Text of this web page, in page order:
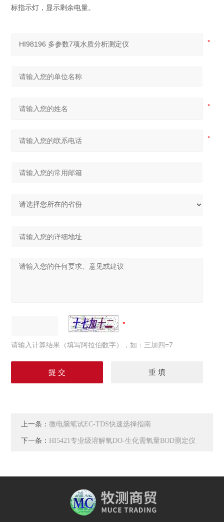
标指示灯，显示剩余电量。
请输入计算结果（填写阿拉伯数字），如：三加四=7
上一条：微电脑笔试EC-TDS快速选择指南
下一条： HI5421专业级溶解氧DO-生化需氧量BOD测定仪